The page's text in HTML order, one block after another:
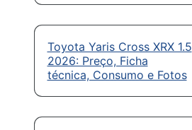
Toyota Yaris Cross XRX 1.5
2026: Preço, Ficha
técnica, Consumo e Fotos